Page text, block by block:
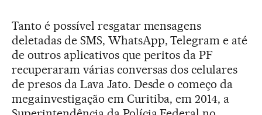
Tanto é possível resgatar mensagens
deletadas de SMS, WhatsApp, Telegram e até
de outros aplicativos que peritos da PF
recuperaram várias conversas dos celulares
de presos da Lava Jato. Desde o começo da
megainvestigação em Curitiba, em 2014, a